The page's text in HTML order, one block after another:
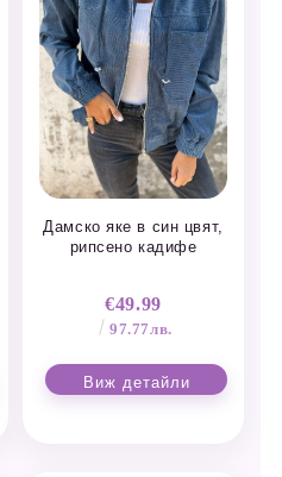
Дамско яке в син цвят,
рипсено кадифе
€49.99
97.77лв.
Виж детайли